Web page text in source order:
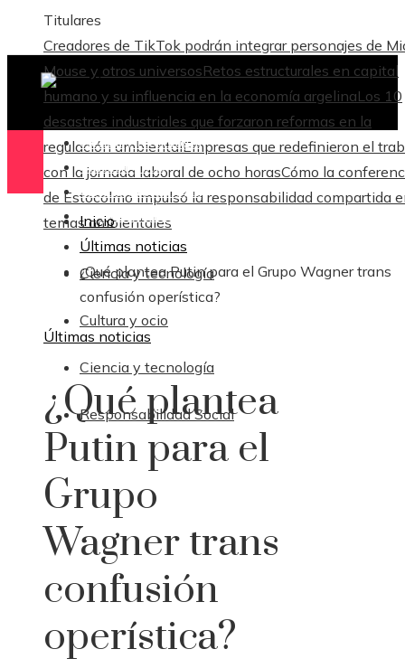
Titulares
Creadores de TikTok podrán integrar personajes de
Mouse y otros universosRetos estructurales en capital
humano y su influencia en la economía argelinaLos 10
desastres industriales que forzaron reformas en la
regulación ambientalEmpresas que redefinieron el
con la jornada laboral de ocho horasCómo la
de Estocolmo impulsó la responsabilidad compartida
temas ambientales
Ciencia y tecnología
Cultura y ocio
Ciencia y tecnología
Responsabilidad Social
Ciencia y tecnología
Cultura y ocio
Ciencia y tecnología
Responsabilidad Social
Inicio
Últimas noticias
¿Qué plantea Putin para el Grupo Wagner trans
confusión operística?
Últimas noticias
¿Qué plantea
Putin para el
Grupo
Wagner trans
confusión
operística?